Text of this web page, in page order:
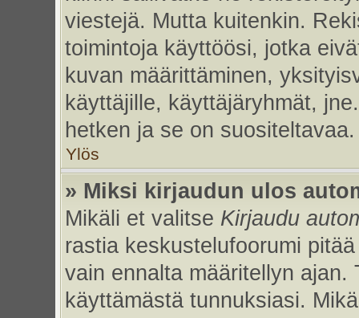
viestejä. Mutta kuitenkin.
toimintoja käyttöösi, jotka
kuvan määrittäminen,
käyttäjille, käyttäjäryhmät,
hetken ja se on suositeltavaa.
Ylös
» Miksi kirjaudun ulos
Mikäli et valitse Kirjaudu
rastia keskustelufoorumi
vain ennalta määritellyn
käyttämästä tunnuksiasi.